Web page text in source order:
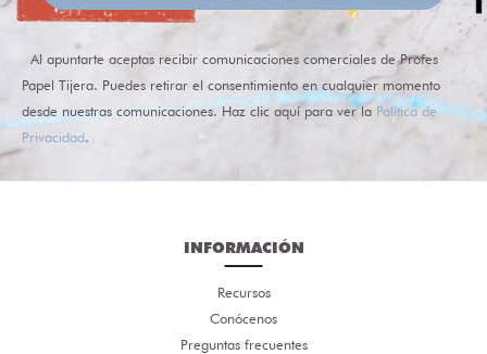
Al apuntarte aceptas recibir comunicaciones comerciales de Profes
Papel Tijera. Puedes retirar el consentimiento en cualquier momento
desde nuestras comunicaciones. Haz clic aquí para ver la Política de
Privacidad.
INFORMACIÓN
Recursos
Conócenos
Preguntas frecuentes